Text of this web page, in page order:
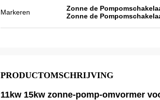
Markeren Zonne de
Zonne de
PRODUCTOMSCHRIJVING
11kw 15kw zonne-pomp-omvormer